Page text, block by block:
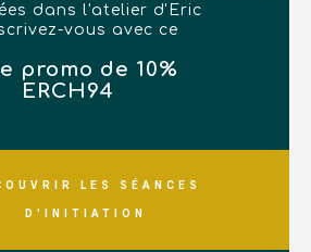
dans l'atelier d'Eric
vous avec ce
promo de 10%
ERCH94
LES SÉANCES
D'INITIATION